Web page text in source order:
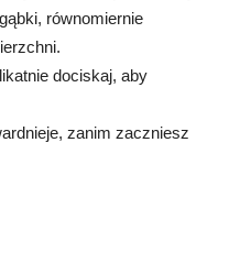
równomiernie
dociskaj, aby
zanim zaczniesz